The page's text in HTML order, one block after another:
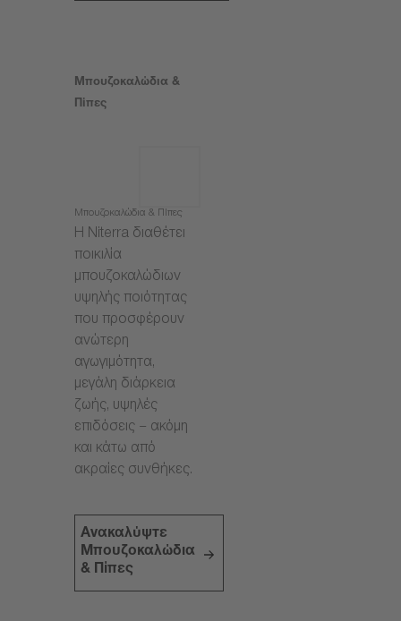
Μπουζοκαλώδια &
Πίπες
Μπουζοκαλώδια & Πίπες
Η Niterra διαθέτει
ποικιλία
μπουζοκαλώδιων
υψηλής ποιότητας
που προσφέρουν
ανώτερη
αγωγιμότητα,
μεγάλη διάρκεια
ζωής, υψηλές
επιδόσεις – ακόμη
και κάτω από
ακραίες συνθήκες.
Ανακαλύψτε
Μπουζοκαλώδια
& Πίπες